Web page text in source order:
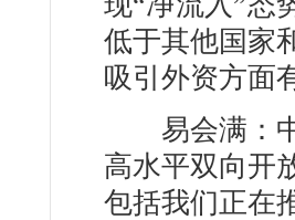
低于其他国家
吸引外资方面
易会满：中
高水平双向开
包括我们正在